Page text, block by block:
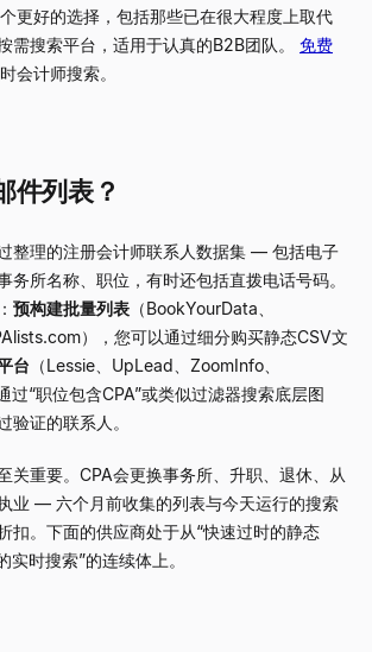
更好的选择，包括那些已在很大程度上取代
需搜索平台，适用于认真的B2B团队。 免费
会计师搜索。
件列表？
整理的注册会计师联系人数据集 — 包括电子
务所名称、职位，有时还包括直拨电话号码。
预构建批量列表 （BookYourData、
），您可以通过细分购买静态CSV文
台 （Lessie、UpLead、ZoomInfo、
过“职位包含CPA”或类似过滤器搜索底层图
验证的联系人。
关重要。CPA会更换事务所、升职、退休、从
业 — 六个月前收集的列表与今天运行的搜索
扣。下面的供应商处于从“快速过时的静态
实时搜索”的连续体上。